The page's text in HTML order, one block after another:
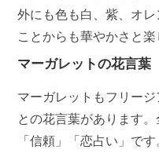
外にも色も白、紫、オ
ことからも華やかさと
マーガレットの花言葉
マーガレットもフリー
との花言葉があります
「信頼」「恋占い」です